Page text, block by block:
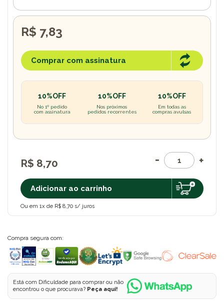
R$ 8,70
Adicionar ao carrinho
Ou em 1x de R$ 8,70 s/ juros
R$ 7,83
Comprar com assinatura
10%OFF
No 1º pedido
com assinatura
10%OFF
Nos próximos
pedidos recorrentes
10%OFF
Em todas as
compras avulsas
Compra segura com:
Está com Dificuldade para comprar ou não
encontrou o que procurava? Peça aqui!